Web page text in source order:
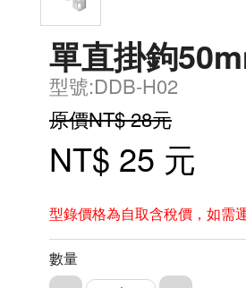
單直掛鉤
型號:DDB-H02
原價NT$ 28元
NT$ 25 元
型錄價格為自取含稅價，如需
數量